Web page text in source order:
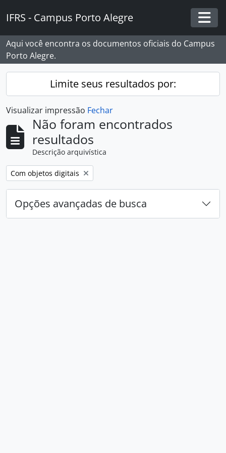
IFRS - Campus Porto Alegre
Aqui você encontra os documentos oficiais do Campus
Porto Alegre.
Limite seus resultados por:
Visualizar impressão Fechar
Não foram encontrados
resultados
Descrição arquivística
Remover filtro:
Com objetos digitais
Opções avançadas de busca